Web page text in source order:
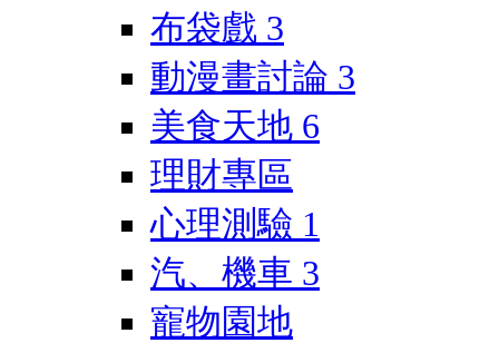
布袋戲 3
動漫畫討論 3
美食天地 6
理財專區
心理測驗 1
汽、機車 3
寵物園地